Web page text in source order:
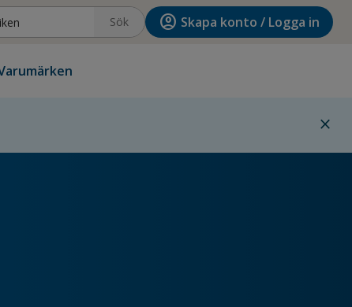
Sök account_circle Skapa konto / Logga in
close